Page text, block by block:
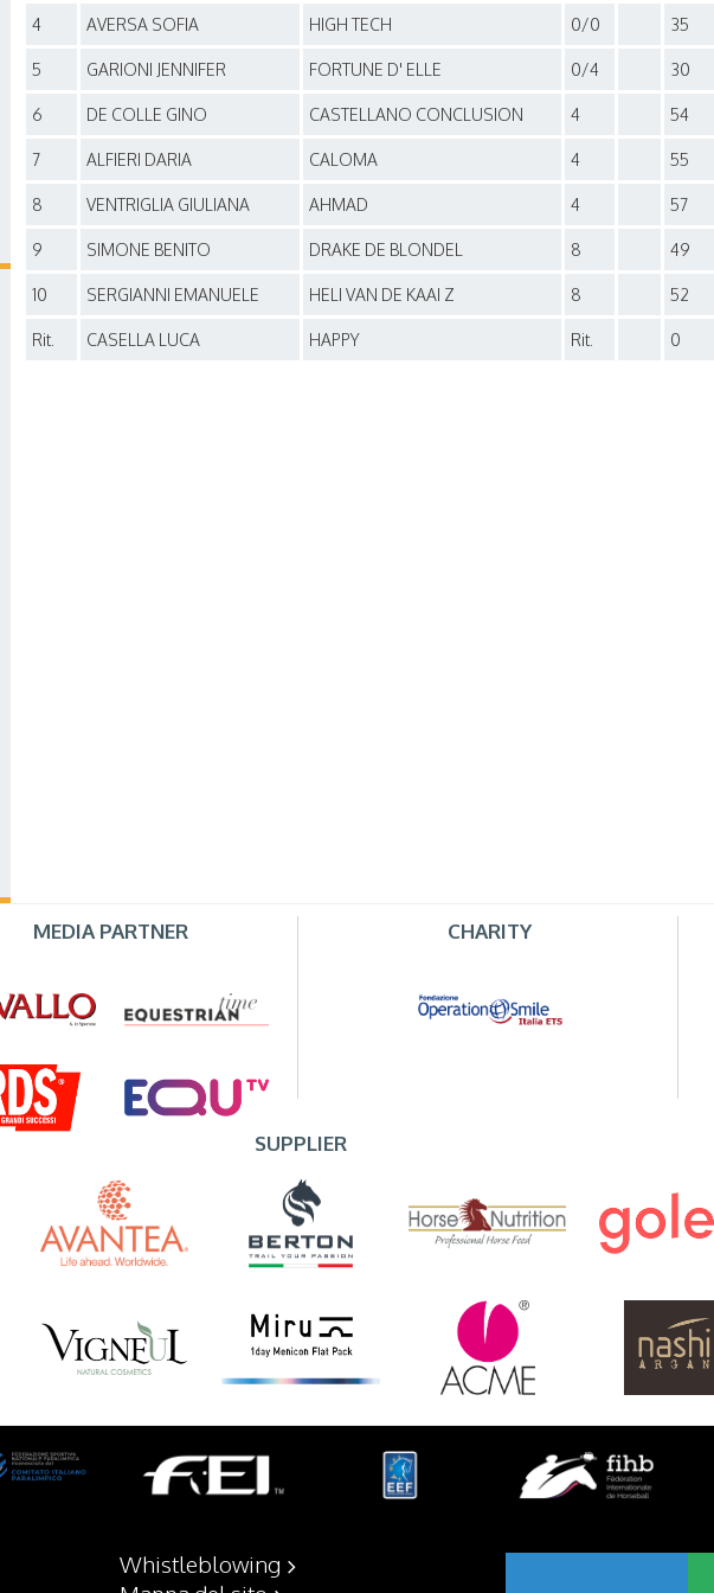
4 AVERSA SOFIA HIGH TECH 0/0 35
5 GARIONI JENNIFER FORTUNE D' ELLE 0/4 30
6 DE COLLE GINO CASTELLANO CONCLUSION 4 54
7 ALFIERI DARIA CALOMA 4 55
8 VENTRIGLIA GIULIANA AHMAD 4 57
9 SIMONE BENITO DRAKE DE BLONDEL 8 49
10 SERGIANNI EMANUELE HELI VAN DE KAAI Z 8 52
Rit. CASELLA LUCA HAPPY Rit. 0
MEDIA PARTNER CHARITY
SUPPLIER
Whistleblowing